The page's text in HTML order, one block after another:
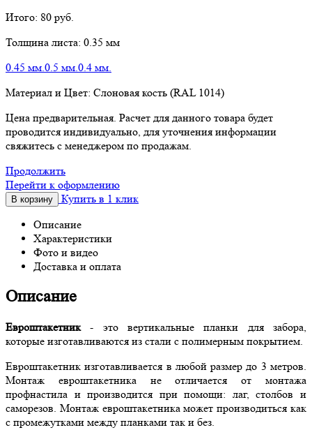
Итого: 80 руб.
Толщина листа: 0.35 мм
0.45 мм. 0.5 мм. 0.4 мм.
Материал и Цвет: Слоновая кость (RAL 1014)
Цена предварительная. Расчет для данного товара будет
проводится индивидуально, для уточнения информации
свяжитесь с менеджером по продажам.
Продолжить
Перейти к оформлению
В корзину
Купить в 1 клик
Описание
Характеристики
Фото и видео
Доставка и оплата
Описание
Евроштакетник- это вертикальные планки для забора,
которые изготавливаются из стали с полимерным покрытием.
Евроштакетник изготавливается в любой размер до 3 метров.
Монтаж евроштакетника не отличается от монтажа
профнастила и производится при помощи: лаг, столбов и
саморезов. Монтаж евроштакетника может производиться как
с промежутками между планками так и без.